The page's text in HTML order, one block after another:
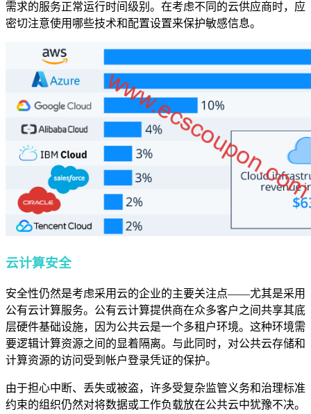
需求的服务正常运行时间级别。在考虑不同的云供应商时，应
密切注意使用哪些技术和配置设置来保护敏感信息。
云计算安全
安全性仍然是考虑采用云的企业的主要关注点——尤其是采用
公有云计算服务。公有云计算提供商在众多客户之间共享其底
层硬件基础设施，因为公共云是一个多租户环境。这种环境需
要逻辑计算资源之间的显着隔离。与此同时，对公共云存储和
计算资源的访问受到帐户登录凭证的保护。
由于担心中断、丢失或被盗，许多受复杂监管义务和治理标准
约束的组织仍然对将数据或工作负载放在公共云中犹豫不决。